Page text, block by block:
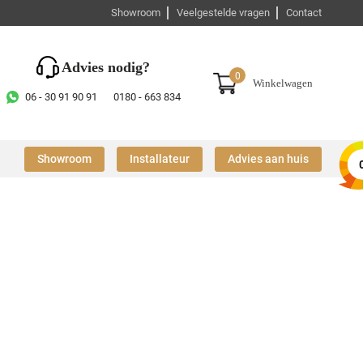
Showroom Veelgestelde vragen Contact
Advies nodig?
06 - 30 91 90 91 0180 - 663 834
0
Winkelwagen
Showroom Installateur Advies aan huis